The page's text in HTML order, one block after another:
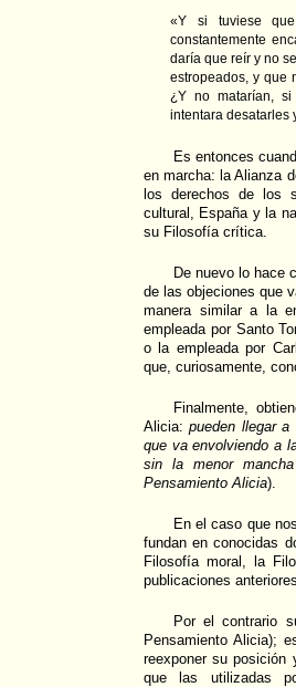
«Y si tuviese
constantemente
daría que reír y no
estropeados, y que
¿Y no matarían,
intentara desatarles
Es entonces
en marcha: la Alianza
los derechos de los
cultural, España y la
su Filosofía crítica.
De nuevo lo hace
de las objeciones que
manera similar a la
empleada por Santo
o la empleada por
que, curiosamente,
Finalmente,
Alicia: pueden llegar
que va envolviendo a
sin la menor
Pensamiento Alicia).
En el caso que
fundan en conocidas
Filosofía moral, la
publicaciones
Por el contrario
Pensamiento Alicia);
reexponer su posición
que las utilizadas